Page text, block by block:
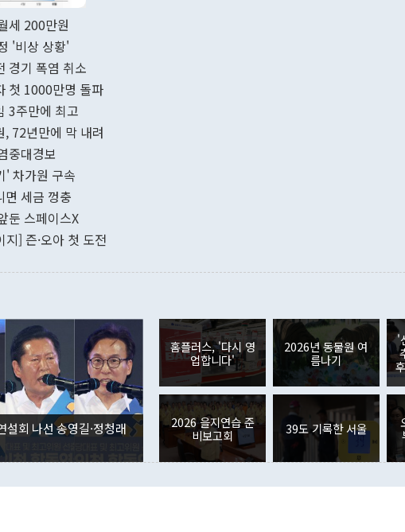
무너졌다고도 했다. 또 "현 시점에서 흘러간 선(先)비핵화
함께 4자 대화의 동력을 확보하기 위해 최선을 다할 것"이
"우리의 선의대로 하는 게 과연 한반도의 평화와 안정에
관은 업무보고 사후 브리핑에서 정 장관이 언급한 '4자
이 9월 러시아 블라디보스토크에서 열리는 '동방경제포
며 "정부 차원에서 (참석을) 검토하고 있다"고 발언한 데
은 "그것은 외교부의 몫"이라며 "아직 거기까지 진도가
잘랐다. 정 장관이 이날 소개한 대북 구상과 설명은 정부
않았다는 점에서 문제가 있다. 특히 주적 표현 대체와 국
사합의 복원, 4자회담 추진 등은 통일부 장관이 결정할
권이라는 지적이 나오고 있다. 이 대통령은 정 장관의 업무
뒤 "여기 업무보고에 발표했다고 승인난 건 아니다"라고
부의 한 소식통은 "정 장관의 발언 내용은 대부분 국가안
를 거쳐 결정된 사안이 아닌 정 장관의 개인적 생각에 가
련 부처 장관이 정부의 공식 정책이 아닌 사안을 추진하
하고 대통령의 면전에서 '국군통수권자가 나서야 한다'고
며 월간 기준 처음으로 1000억달러를 넘어섰다. 상품수입
196.9% 급증했고 컴퓨터·주변기기(SSD)는 282.7% 증가
수출은 160.4% 늘었으며 비IT 품목도 ▲석유제품
기록했지만 지식재산권사용료수지는 전월 흑자에서 4억
로 전환됐다. 본원소득수지는 배당소득을 중심으로 32억
는 배당수입이 늘어난 데다 전월 분기배당에 따른 기저효
였던 올해 3월(369억9000만달러)을 넘어선 것이다. 직
인의 해외투자가 80억1000만달러, 외국인의 국내투자
각각 증가했다. 증권투자에서는 외국인의 국내 주식 매도
국인의 국내 주식 투자는 차익실현 매도 등의 영향으로
감소하며 전월(-310억5000만달러)에 이어 역대 최대 순
경신했다. 외국인의 국내 채권투자는 세계국채지수
분기 말 만기도래 영향으로 증가 폭이 줄어든 52억9000만
다. 내국인의 해외 증권투자는 주식을 중심으로 35억
다. eoyn2@newspim.com
세 200만원
'비상 상황'
경기 폭염 취소
첫 1000만명 돌파
3주만에 최고
, 72년만에 막 내려
중대경보
' 차가원 구속
면 세금 껑충
둔 스페이스X
지] 즌·오아 첫 도전
설회 나선 송영길·정청래
홈플러스, '다시 영
업합니다'
2026년 동물원 여
름나기
'
2026 을지연습 준
비보고회
39도 기록한 서울